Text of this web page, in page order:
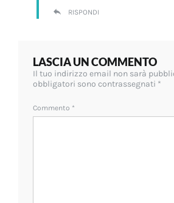
RISPONDI
LASCIA UN COMMENTO
Il tuo indirizzo email non sarà
obbligatori sono contrassegnati *
Commento *